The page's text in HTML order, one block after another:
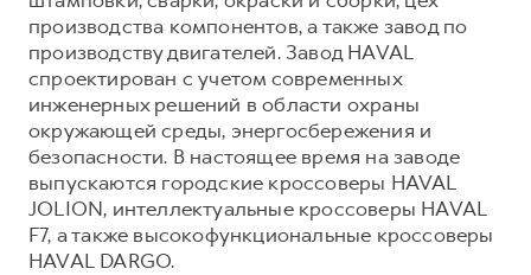
производства компонентов, а также завод по
производству двигателей. Завод HAVAL
спроектирован с учетом современных
инженерных решений в области охраны
окружающей среды, энергосбережения и
безопасности. В настоящее время на заводе
выпускаются городские кроссоверы HAVAL
JOLION, интеллектуальные кроссоверы HAVAL
F7, а также высокофункциональные кроссоверы
HAVAL DARGO.